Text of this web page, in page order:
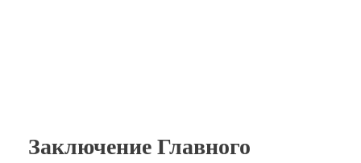
Заключение Главного